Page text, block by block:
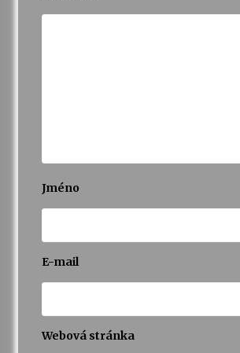
Jméno
E-mail
Webová stránka